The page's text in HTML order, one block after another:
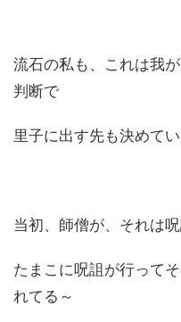
流石の私も、これは我
判断で
里子に出す先も決めて
当初、師僧が、それは
たまこに呪詛が行って
れてる～